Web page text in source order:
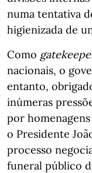
numa tentativa
higienizada de
Como
nacionais, o
entanto,
inúmeras
por homenagens
o Presidente
processo
funeral público